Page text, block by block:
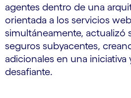
agentes dentro de una
orientada a los servicios
simultáneamente, actualizó
seguros subyacentes,
adicionales en una iniciativa
desafiante.